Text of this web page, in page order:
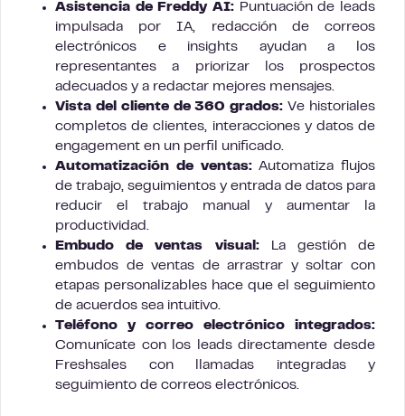
Asistencia de Freddy AI: Puntuación de leads
impulsada por IA, redacción de correos
electrónicos e insights ayudan a los
representantes a priorizar los prospectos
adecuados y a redactar mejores mensajes.
Vista del cliente de 360 grados: Ve historiales
completos de clientes, interacciones y datos de
engagement en un perfil unificado.
Automatización de ventas:Automatiza flujos
de trabajo, seguimientos y entrada de datos para
reducir el trabajo manual y aumentar la
productividad.
Embudo de ventas visual:La gestión de
embudos de ventas de arrastrar y soltar con
etapas personalizables hace que el seguimiento
de acuerdos sea intuitivo.
Teléfono y correo electrónico integrados:
Comunícate con los leads directamente desde
Freshsales con llamadas integradas y
seguimiento de correos electrónicos.